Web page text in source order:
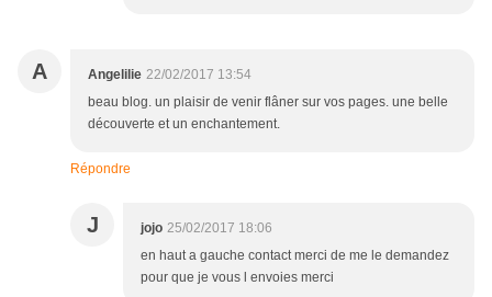
A Angelilie 22/02/2017 13:54
beau blog. un plaisir de venir flâner sur vos pages. une belle
découverte et un enchantement.
Répondre
J jojo 25/02/2017 18:06
en haut a gauche contact merci de me le demandez
pour que je vous l envoies merci